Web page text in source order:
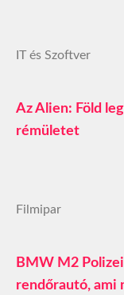
IT és Szoftver
Az Alien: Föld
rémületet
Filmipar
BMW M2
rendőrautó, ami